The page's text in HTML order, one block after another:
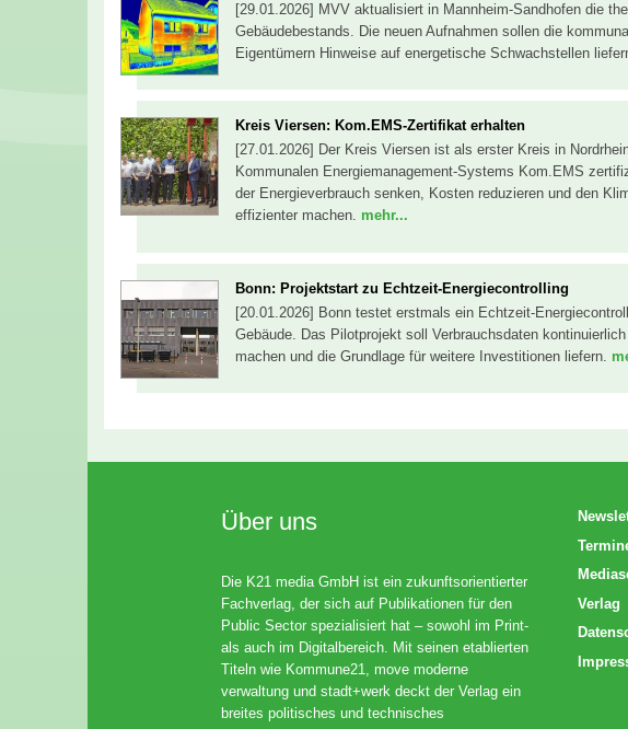
[29.01.2026] MVV aktualisiert in Mannheim-Sandhofen die
Gebäudebestands. Die neuen Aufnahmen sollen die
Eigentümern Hinweise auf energetische Schwachstellen
Kreis Viersen: Kom.EMS-Zertifikat erhalten
[27.01.2026] Der Kreis Viersen ist als erster Kreis in
Kommunalen Energiemanagement-Systems Kom.EMS
der Energieverbrauch senken, Kosten reduzieren und den
effizienter machen. mehr...
Bonn: Projektstart zu Echtzeit-Energiecontrolling
[20.01.2026] Bonn testet erstmals ein Echtzeit-
Gebäude. Das Pilotprojekt soll Verbrauchsdaten
machen und die Grundlage für weitere Investitionen liefern.
Über uns
Die K21 media GmbH ist ein zukunftsorientierter
Fachverlag, der sich auf Publikationen für den
Public Sector spezialisiert hat – sowohl im Print-
als auch im Digitalbereich. Mit seinen etablierten
Titeln wie Kommune21, move moderne
verwaltung und stadt+werk deckt der Verlag ein
breites politisches und technisches
Verlag